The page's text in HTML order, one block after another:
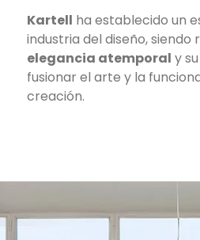
Kartell ha establecido un
industria del diseño, siendo
elegancia atemporal y
fusionar el arte y la
creación.